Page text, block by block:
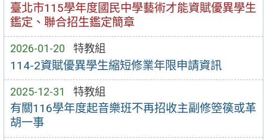
臺北市115學年度國民中學藝術才能資賦優異學生
鑑定、聯合招生鑑定簡章
2026-01-20 特教組
114-2資賦優異學生縮短修業年限申請資訊
2025-12-31 特教組
有關116學年度起音樂班不再招收主副修箜篌或革
胡一事